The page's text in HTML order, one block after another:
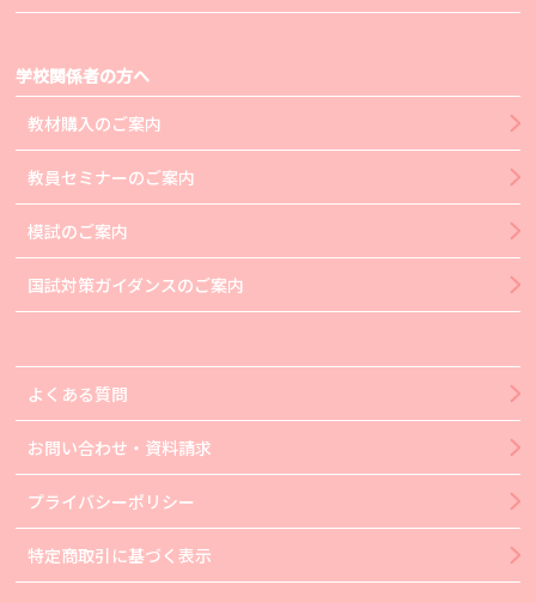
学校関係者の方へ
教材購入のご案内
教員セミナーのご案内
模試のご案内
国試対策ガイダンスのご案内
よくある質問
お問い合わせ・資料請求
プライバシーポリシー
特定商取引に基づく表示